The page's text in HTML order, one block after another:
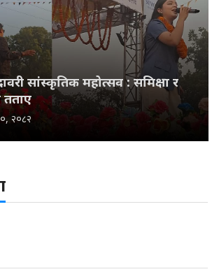
सांस्कृतिक महोत्सव : समिक्षा र
२०८२